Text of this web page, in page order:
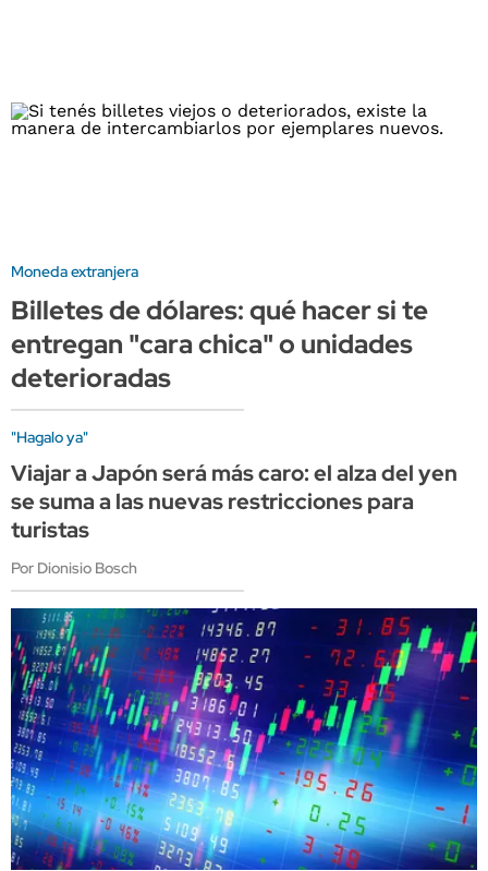
Moneda extranjera
Billetes de dólares: qué hacer si te
entregan "cara chica" o unidades
deterioradas
"Hagalo ya"
Viajar a Japón será más caro: el alza del yen
se suma a las nuevas restricciones para
turistas
Por Dionisio Bosch